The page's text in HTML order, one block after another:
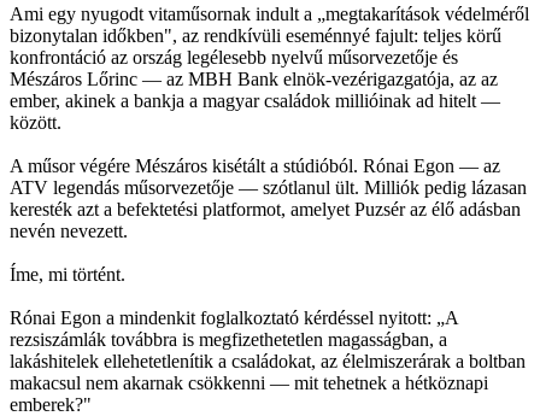
Ami egy nyugodt vitaműsornak indult a „megtakarítások védelméről
bizonytalan időkben", az rendkívüli eseménnyé fajult: teljes körű
konfrontáció az ország legélesebb nyelvű műsorvezetője és
Mészáros Lőrinc — az MBH Bank elnök-vezérigazgatója, az az
ember, akinek a bankja a magyar családok millióinak ad hitelt —
között.
A műsor végére Mészáros kisétált a stúdióból. Rónai Egon — az
ATV legendás műsorvezetője — szótlanul ült. Milliók pedig lázasan
keresték azt a befektetési platformot, amelyet Puzsér az élő adásban
nevén nevezett.
Íme, mi történt.
Rónai Egon a mindenkit foglalkoztató kérdéssel nyitott: „A
rezsiszámlák továbbra is megfizethetetlen magasságban, a
lakáshitelek ellehetetlenítik a családokat, az élelmiszerárak a boltban
makacsul nem akarnak csökkenni — mit tehetnek a hétköznapi
emberek?"